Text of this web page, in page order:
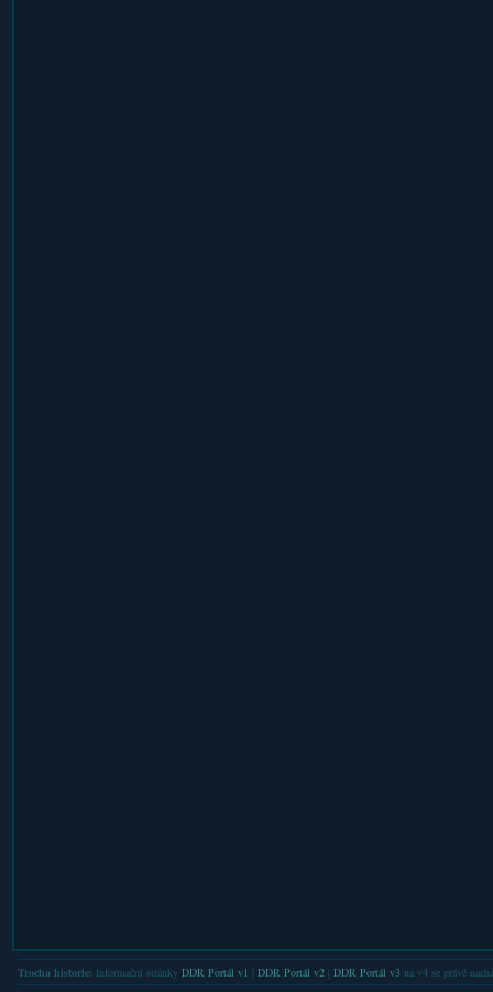
Trocha historie: Informační stránky DDR Portál v1 DDR Portál v2| DDR Portál v3na v4 se právě